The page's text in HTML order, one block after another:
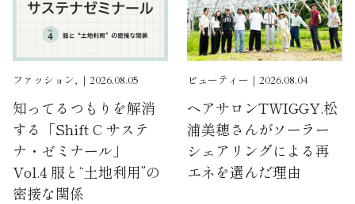
ファッション, ｜2026.08.05
知ってるつもりを解消
する「Shift C サステ
ナ・ゼミナール」
Vol.4 服と“土地利用”の
密接な関係
ビューティー｜2026.08.04
ヘアサロンTWIGGY.松
浦美穂さんがソーラー
シェアリングによる再
エネを選んだ理由